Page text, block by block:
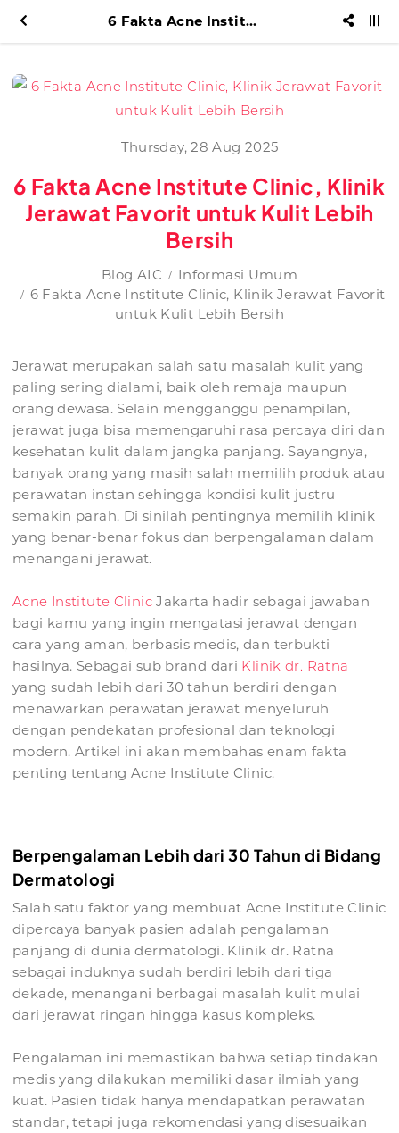
6 Fakta Acne Institute Clinic, Klinik Jerawat Favorit untuk Kulit Lebih Bersih
Thursday, 28 Aug 2025
6 Fakta Acne Institute Clinic, Klinik
Jerawat Favorit untuk Kulit Lebih
Bersih
Blog AIC
Informasi Umum
6 Fakta Acne Institute Clinic, Klinik Jerawat Favorit
untuk Kulit Lebih Bersih
Jerawat merupakan salah satu masalah kulit yang
paling sering dialami, baik oleh remaja maupun
orang dewasa. Selain mengganggu penampilan,
jerawat juga bisa memengaruhi rasa percaya diri dan
kesehatan kulit dalam jangka panjang. Sayangnya,
banyak orang yang masih salah memilih produk atau
perawatan instan sehingga kondisi kulit justru
semakin parah. Di sinilah pentingnya memilih klinik
yang benar-benar fokus dan berpengalaman dalam
menangani jerawat.
Acne Institute ClinicJakarta hadir sebagai jawaban
bagi kamu yang ingin mengatasi jerawat dengan
cara yang aman, berbasis medis, dan terbukti
hasilnya. Sebagai sub brand dari Klinik dr. Ratna
yang sudah lebih dari 30 tahun berdiri dengan
menawarkan perawatan jerawat menyeluruh
dengan pendekatan profesional dan teknologi
modern. Artikel ini akan membahas enam fakta
penting tentang Acne Institute Clinic.
Berpengalaman Lebih dari 30 Tahun di Bidang
Dermatologi
Salah satu faktor yang membuat Acne Institute Clinic
dipercaya banyak pasien adalah pengalaman
panjang di dunia dermatologi. Klinik dr. Ratna
sebagai induknya sudah berdiri lebih dari tiga
dekade, menangani berbagai masalah kulit mulai
dari jerawat ringan hingga kasus kompleks.
Pengalaman ini memastikan bahwa setiap tindakan
medis yang dilakukan memiliki dasar ilmiah yang
kuat. Pasien tidak hanya mendapatkan perawatan
standar, tetapi juga rekomendasi yang disesuaikan